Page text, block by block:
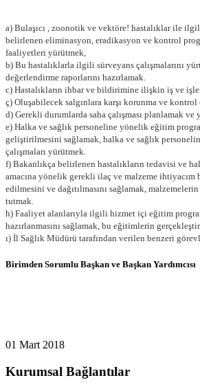
a) Bulaşıcı , zoonotik ve vektöre! hastalıklar ile
belirlenen eliminasyon, eradikasyon ve kontrol
faaliyetleri yürütmek,
b) Bu hastalıklarla ilgili sürveyans çalışmalarını
değerlendirme raporlarını hazırlamak.
c) Hastalıkların ihbar ve bildirimine ilişkin iş ve
ç) Oluşabilecek salgınlara karşı korunma ve
d) Gerekli durumlarda saha çalışması planlamak ve
e) Halka ve sağlık personeline yönelik eğitim
geliştirilmesini sağlamak, halka ve sağlık
çalışmaları yürütmek.
f) Bakanlıkça belirlenen hastalıkların tedavisi ve
amacına yönelik gerekli ilaç ve malzeme ihtiyacım
edilmesini ve dağıtılmasını sağlamak,
tutmak.
h) Faaliyet alanlarıyla ilgili hizmet içi eğitim
hazırlanmasını sağlamak, bu eğitimlerin
ı) İl Sağlık Müdürü tarafından verilen benzeri
Birimden Sorumlu Başkan ve Başkan Yardımcısı
01 Mart 2018
Kurumsal Bağlantılar